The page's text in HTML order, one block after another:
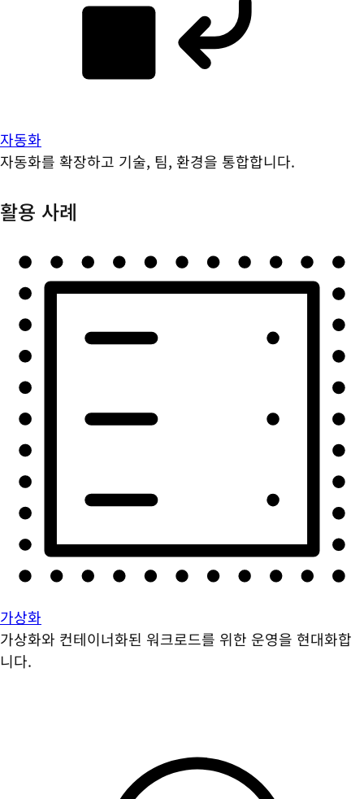
자동화
자동화를 확장하고 기술, 팀, 환경을 통합합니다.
활용 사례
가상화
가상화와 컨테이너화된 워크로드를 위한 운영을 현대화합
니다.